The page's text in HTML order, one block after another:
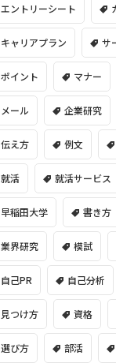
エントリーシート
キャリアプラン サ
ポイント マナー
メール 企業研究
伝え方 例文
就活 就活サービス
早稲田大学 書き方
業界研究 模試
自己PR 自己分析
見つけ方 資格
選び方 部活